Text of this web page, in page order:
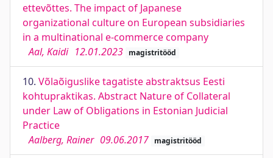
ettevõttes. The impact of Japanese
organizational culture on European subsidiaries
in a multinational e-commerce company
Aal, Kaidi 12.01.2023 magistritööd
10. Võlaõiguslike tagatiste abstraktsus Eesti
kohtupraktikas. Abstract Nature of Collateral
under Law of Obligations in Estonian Judicial
Practice
Aalberg, Rainer 09.06.2017 magistritööd